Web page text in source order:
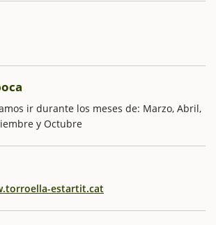
ir durante los meses de: Marzo, Abril,
y Octubre
estartit.cat